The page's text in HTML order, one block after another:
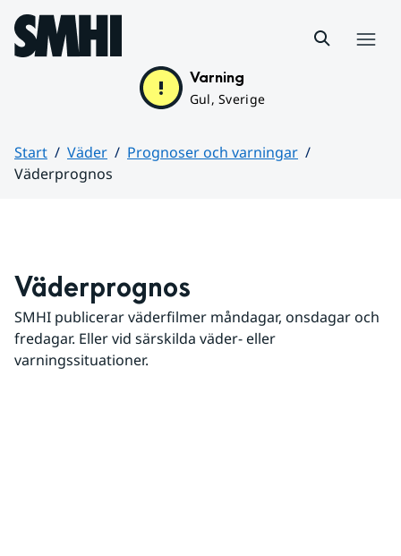
Hoppa till sidans innehåll
Varning
Gul, Sverige
Start Väder
Prognoser och varningar
Väderprognos
Väderprognos
SMHI publicerar väderfilmer måndagar, onsdagar och
fredagar. Eller vid särskilda väder- eller
varningssituationer.